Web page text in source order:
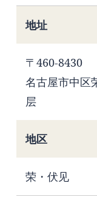
地址
〒460-8430
名古屋市中区
层
地区
荣・伏见